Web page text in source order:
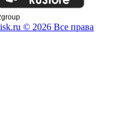
© 2026 Все права